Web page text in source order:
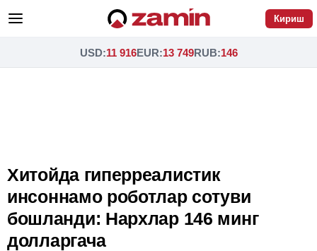
Кириш
USD:11 916EUR:13 749RUB:146
Хитойда гиперреалистик
инсоннамо роботлар сотуви
бошланди: Нархлар 146 минг
долларгача